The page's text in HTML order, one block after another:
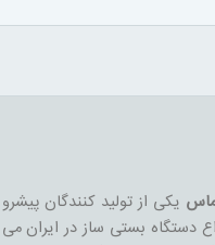
یکی از تولید کنندگان پیشرو
دستگاه بستی ساز در ایران می